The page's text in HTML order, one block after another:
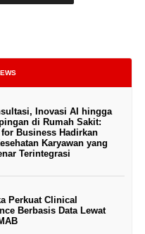
Inovasi AI hingga
di Rumah Sakit:
for Business Hadirkan
Karyawan yang
Terintegrasi
Perkuat Clinical
Berbasis Data Lewat